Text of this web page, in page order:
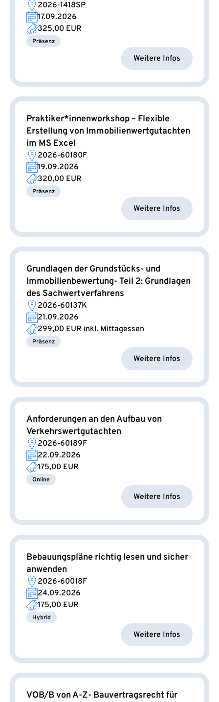
2026-1418SP
17.09.2026
325,00 EUR
Präsenz
Weitere Infos
Praktiker*innenworkshop – Flexible
Erstellung von Immobilienwertgutachten
im MS Excel
2026-60180F
19.09.2026
320,00 EUR
Präsenz
Weitere Infos
Grundlagen der Grundstücks- und
Immobilienbewertung- Teil 2: Grundlagen
des Sachwertverfahrens
2026-60137K
21.09.2026
299,00 EUR inkl. Mittagessen
Präsenz
Weitere Infos
Anforderungen an den Aufbau von
Verkehrswertgutachten
2026-60189F
22.09.2026
175,00 EUR
Online
Weitere Infos
Bebauungspläne richtig lesen und sicher
anwenden
2026-60018F
24.09.2026
175,00 EUR
Hybrid
Weitere Infos
VOB/B von A-Z- Bauvertragsrecht für